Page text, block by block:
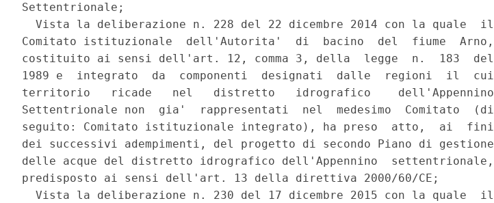
Settentrionale;
  Vista la deliberazione n. 228 del 22 dicembre 2014 con la quale  il
Comitato istituzionale  dell'Autorita'  di  bacino  del  fiume  Arno,
costituito ai sensi dell'art. 12, comma 3, della  legge  n.  183  del
1989 e  integrato  da  componenti  designati  dalle  regioni  il  cui
territorio   ricade   nel   distretto   idrografico    dell'Appennino
Settentrionale non  gia'  rappresentati  nel  medesimo  Comitato  (di
seguito: Comitato istituzionale integrato), ha preso  atto,  ai  fini
dei successivi adempimenti, del progetto di secondo Piano di gestione
delle acque del distretto idrografico dell'Appennino  settentrionale,
predisposto ai sensi dell'art. 13 della direttiva 2000/60/CE;
  Vista la deliberazione n. 230 del 17 dicembre 2015 con la quale  il